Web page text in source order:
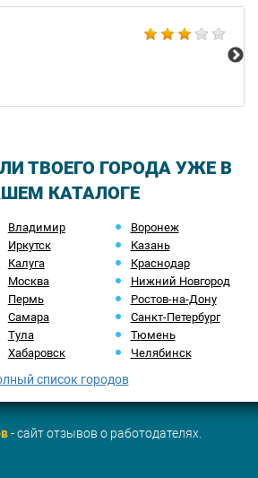
ТВОЕГО ГОРОДА УЖЕ В
КАТАЛОГЕ
Владимир
Воронеж
Иркутск
Казань
Калуга
Краснодар
Москва
Нижний Новгород
Пермь
Ростов-на-Дону
Самара
Санкт-Петербург
Тула
Тюмень
Хабаровск Челябинск
список городов
- сайт отзывов о работодателях.